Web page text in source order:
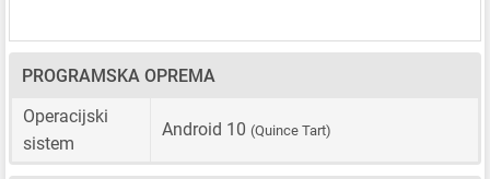
PROGRAMSKA OPREMA
Operacijski
sistem
Android 10 (Quince Tart)